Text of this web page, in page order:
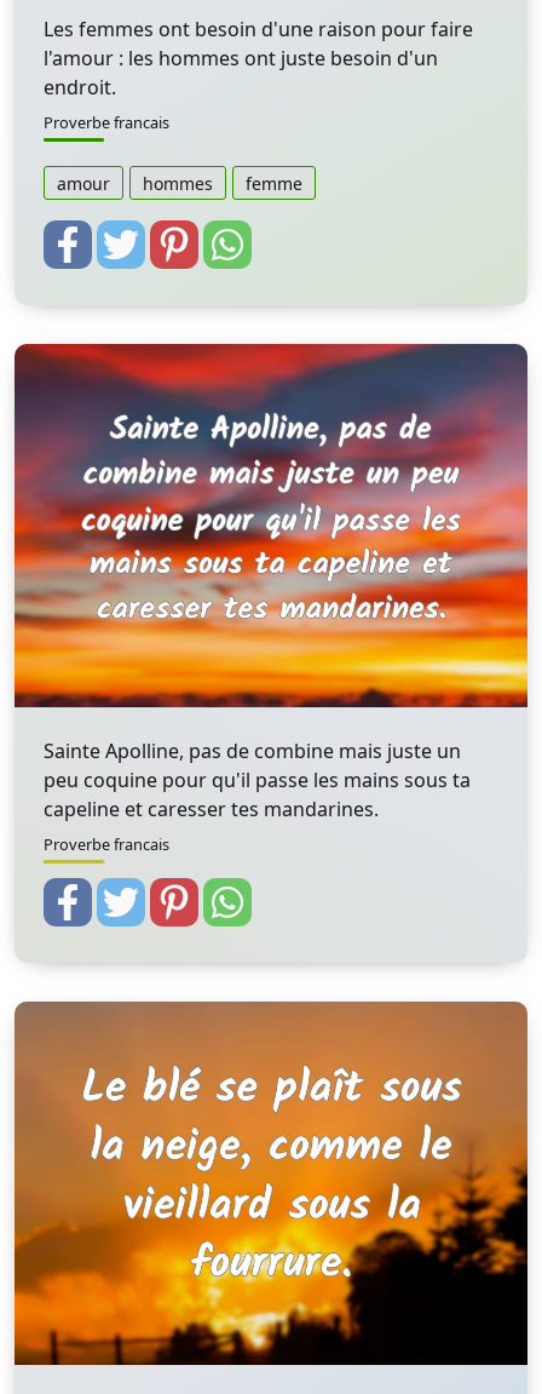
Les femmes ont besoin d'une raison pour faire
l'amour : les hommes ont juste besoin d'un
endroit.
Proverbe francais
amour hommes femme
Sainte Apolline, pas de combine mais juste un
peu coquine pour qu'il passe les mains sous ta
capeline et caresser tes mandarines.
Proverbe francais